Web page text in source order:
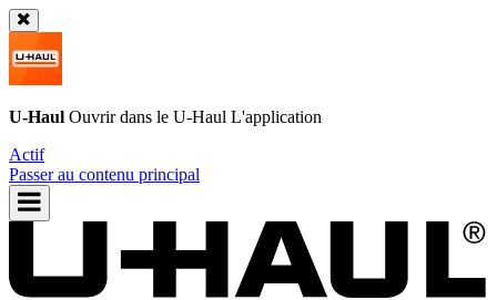
U-Haul Ouvrir dans le U-Haul L'application
Actif
Passer au contenu principal